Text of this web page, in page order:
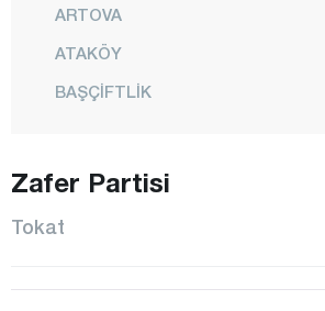
ARTOVA
ATAKÖY
BAŞÇİFTLİK
Zafer Partisi
Tokat